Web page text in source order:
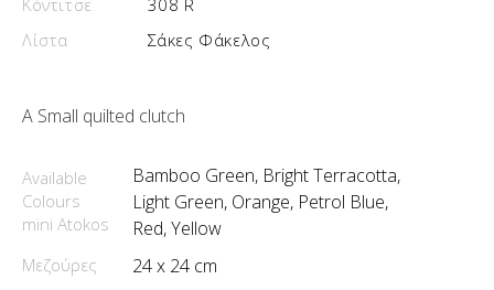
Κόντιτσε
308 R
Λίστα
Σάκες Φάκελος
A Small quilted clutch
Available
Colours
mini Atokos
Bamboo Green, Bright Terracotta,
Light Green, Orange, Petrol Blue,
Red, Yellow
Μεζούρες 24 x 24 cm